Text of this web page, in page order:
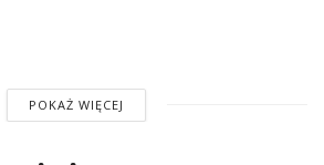
POKAŻ WIĘCEJ